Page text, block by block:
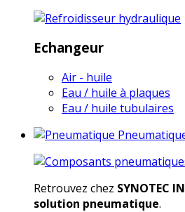
Echangeur
Air - huile
Eau / huile à plaques
Eau / huile tubulaires
Retrouvez chez SYNOTEC
solution pneumatique.